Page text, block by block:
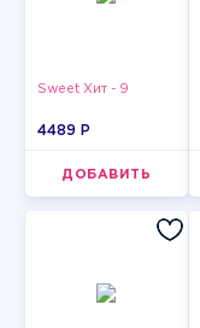
Sweet Хит - 9
4489 P
ДОБАВИТЬ